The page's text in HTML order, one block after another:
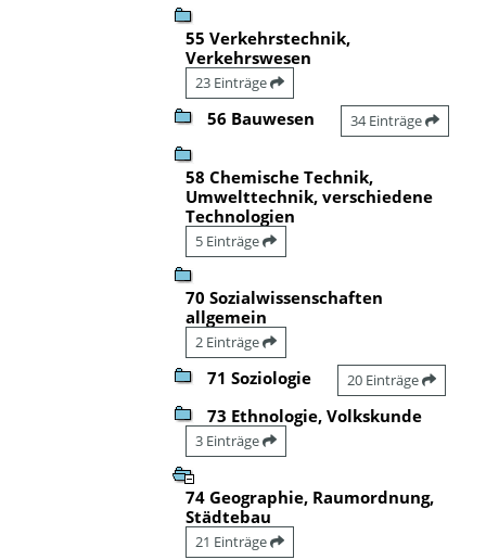
55 Verkehrstechnik,
Verkehrswesen
23 Einträge
56 Bauwesen 34 Einträge
58 Chemische Technik,
Umwelttechnik, verschiedene
Technologien
5 Einträge
70 Sozialwissenschaften
allgemein
2 Einträge
71 Soziologie 20 Einträge
73 Ethnologie, Volkskunde
3 Einträge
74 Geographie, Raumordnung,
Städtebau
21 Einträge